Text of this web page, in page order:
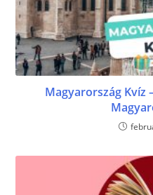
Magyarország Kvíz